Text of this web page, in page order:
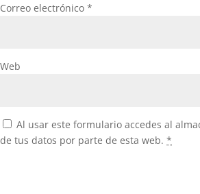
Correo electrónico *
Web
Al usar este formulario accedes al
de tus datos por parte de esta web. *